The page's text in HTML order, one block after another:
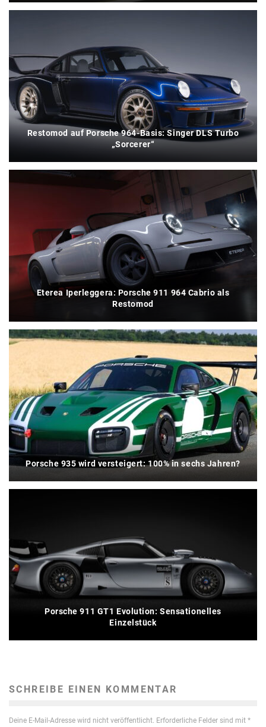
Restomod auf Porsche 964-Basis: Singer DLS Turbo
„Sorcerer“
Eterea Iperleggera: Porsche 911 964 Cabrio als
Restomod
Porsche 935 wird versteigert: 100% in sechs Jahren?
Porsche 911 GT1 Evolution: Sensationelles
Einzelstück
SCHREIBE EINEN KOMMENTAR
Deine E-Mail-Adresse wird nicht veröffentlicht. Erforderliche Felder sind mit *